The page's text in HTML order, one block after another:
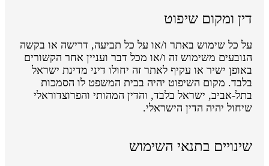
דין ומקום שיפוט
על כל שימוש באתר ו/או על כל תביעה, דרישה או בקשה
הנובעים משימוש זה ו/או מכל דבר ועניין אחר הקשורים
באופן ישיר או עקיף לאתר זה יחולו דיני מדינת ישראל
בלבד. מקום השיפוט יהיה בבית המשפט לו הסמכות
בתל-אביב, ישראל בלבד, והדין המהותי והפרוצדוראלי
שיחול יהיה הדין הישראלי.
שינויים בתנאי השימוש